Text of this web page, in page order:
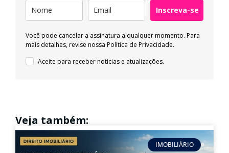
Inscreva-se
Você pode cancelar a assinatura a qualquer momento. Para
mais detalhes, revise nossa Política de Privacidade.
Aceite para receber notícias e atualizações.
Veja também:
IMOBILIÁRIO